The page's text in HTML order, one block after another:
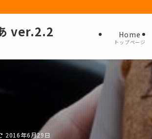
ver.2.2 Home
トップページ
2016年6月29日